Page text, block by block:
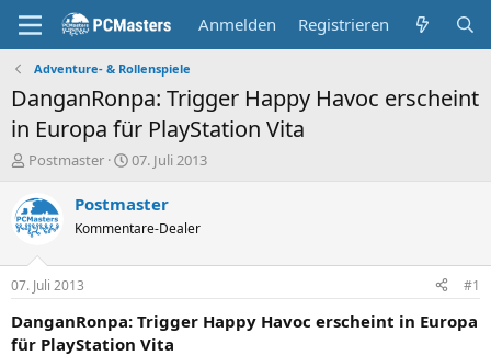
Anmelden Registrieren
Adventure- & Rollenspiele
DanganRonpa: Trigger Happy Havoc erscheint
in Europa für PlayStation Vita
E
s
t
e
e
r
Postmaster
E
s
e
t
a
m
07. Juli 2013
Postmaster
Kommentare-Dealer
07. Juli 2013 #1
DanganRonpa: Trigger Happy Havoc erscheint in Europa
für PlayStation Vita